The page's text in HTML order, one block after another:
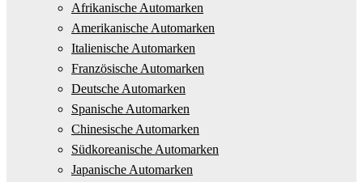
Afrikanische Automarken
Amerikanische Automarken
Italienische Automarken
Französische Automarken
Deutsche Automarken
Spanische Automarken
Chinesische Automarken
Südkoreanische Automarken
Japanische Automarken